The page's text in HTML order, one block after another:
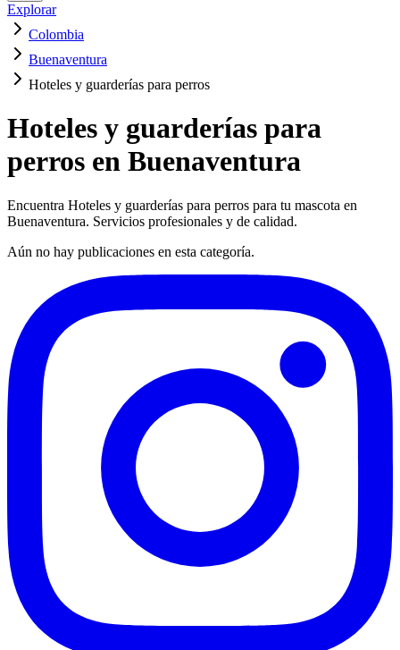
Explorar
Colombia
Buenaventura
Hoteles y guarderías para perros
Hoteles y guarderías para
perros en Buenaventura
Encuentra Hoteles y guarderías para perros para tu mascota en
Buenaventura. Servicios profesionales y de calidad.
Aún no hay publicaciones en esta categoría.